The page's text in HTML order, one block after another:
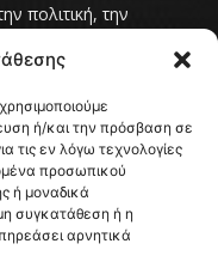
ή/και την πρόσβαση σε
τις εν λόγω τεχνολογίες
προσωπικού
ή μοναδικά
συγκατάθεση ή η
αρνητικά
πολιτική, την
και των